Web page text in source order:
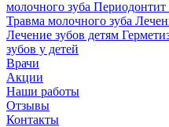
молочного зуба Периодонтит
Травма молочного зуба
Лечение зубов детям
зубов у детей
Врачи
Акции
Наши работы
Отзывы
Контакты